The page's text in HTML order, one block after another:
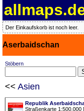
Der Einkaufskorb ist noch leer.
Aserbaidschan
Stöbern
<< Asien
Republik
Straßenkarte 1:500.000